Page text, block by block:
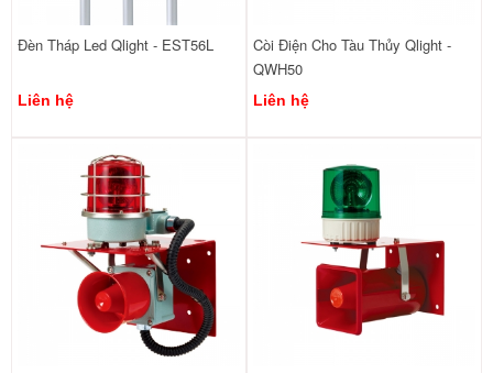
Đèn Tháp Led Qlight - EST56L
Liên hệ
Còi Điện Cho Tàu Thủy Qlight -
QWH50
Liên hệ